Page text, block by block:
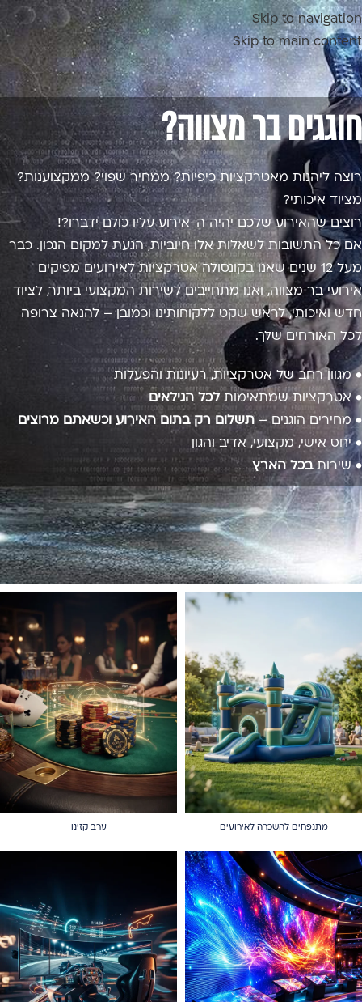
Skip to navigation
Skip to main content
חוגגים בר מצווה?
רוצה ליהנות מאטרקציות כיפיות? ממחיר שפוי? ממקצוענות?
מציוד איכותי?
רוצים שהאירוע שלכם יהיה ה-אירוע עליו כולם ידברו?!
אם כל התשובות לשאלות אלו חיוביות, הגעת למקום הנכון. כבר
מעל 12 שנים שאנו בקונסולה אטרקציות לאירועים מפיקים
אירועי בר מצווה, ואנו מתחייבים לשירות המקצועי ביותר, לציוד
חדש ואיכותי, לראש שקט ללקוחותינו וכמובן – להנאה צרופה
לכל האורחים שלך.
• מגוון רחב של אטרקציות, רעיונות והפעלות
• אטרקציות שמתאימות לכל הגילאים
• מחירים הוגנים – תשלום רק בתום האירוע וכשאתם מרוצים
• יחס אישי, מקצועי, אדיב והגון
• שירותבכל הארץ
מתנפחים להשכרה לאירועים ערב קזינו